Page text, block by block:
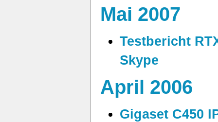
Mai 2007
Testbericht
Skype
April 2006
Gigaset C450